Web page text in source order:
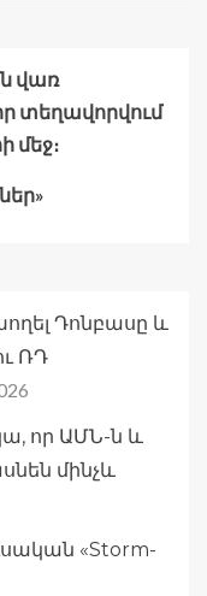
վառ
տեղավորվում
մեջ։
Դոնբասը և
ՌԴ
որ ԱՄՆ-ն և
մինչև
«Storm-